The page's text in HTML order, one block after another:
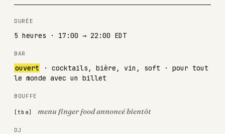
DURÉE
5 heures · 17:00 → 22:00 EDT
BAR
ouvert
· cocktails, bière, vin, soft · pour tout
le monde avec un billet
BOUFFE
menu finger food annoncé bientôt
DJ